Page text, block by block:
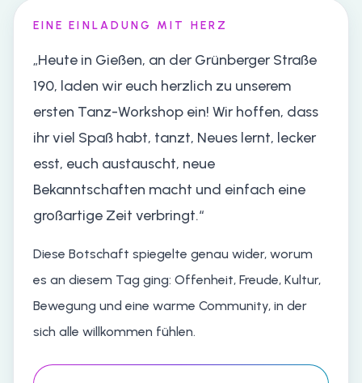
EINE EINLADUNG MIT HERZ
„Heute in Gießen, an der Grünberger Straße
190, laden wir euch herzlich zu unserem
ersten Tanz-Workshop ein! Wir hoffen, dass
ihr viel Spaß habt, tanzt, Neues lernt, lecker
esst, euch austauscht, neue
Bekanntschaften macht und einfach eine
großartige Zeit verbringt.“
Diese Botschaft spiegelte genau wider, worum
es an diesem Tag ging: Offenheit, Freude, Kultur,
Bewegung und eine warme Community, in der
sich alle willkommen fühlen.